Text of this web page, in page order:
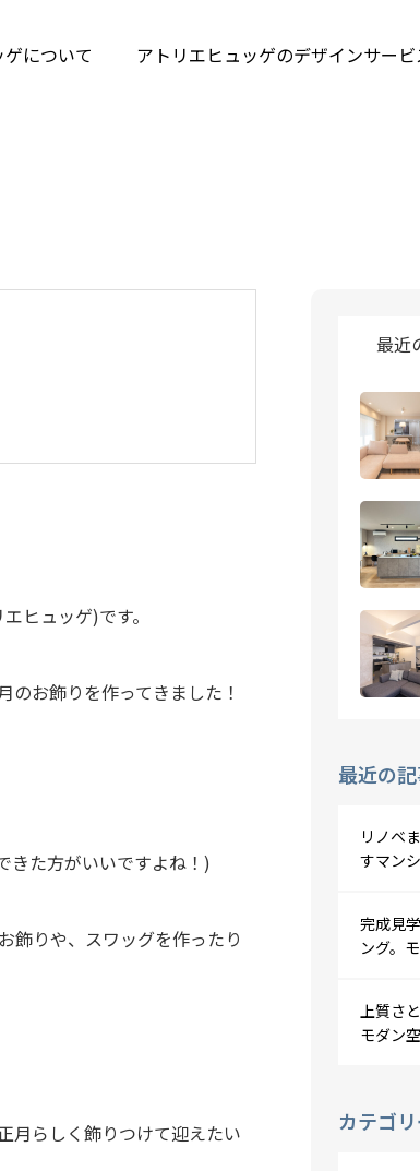
について アトリエヒュッゲのデザインサービ
エヒュッゲ)です。
のお飾りを作ってきました！
きた方がいいですよね！)
飾りや、スワッグを作ったり
月らしく飾りつけて迎えたい
最近
最近の
リノベ
すマン
完成見
ング。
上質さ
モダン
カテゴ